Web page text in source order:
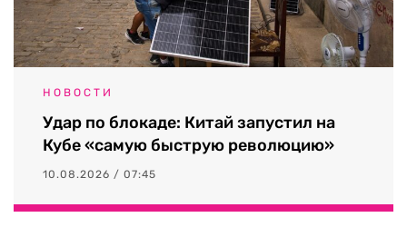
НОВОСТИ
Удар по блокаде: Китай запустил на
Кубе «самую быструю революцию»
10.08.2026 / 07:45